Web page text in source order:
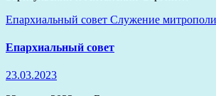
Епархиальный совет Служение
Епархиальный совет
23.03.2023